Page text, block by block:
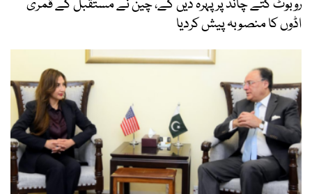
روبوٹ کتے چاند پر پہرہ دیں گے، چین نے مستقبل کے قمری
اڈوں کا منصوبہ پیش کردیا